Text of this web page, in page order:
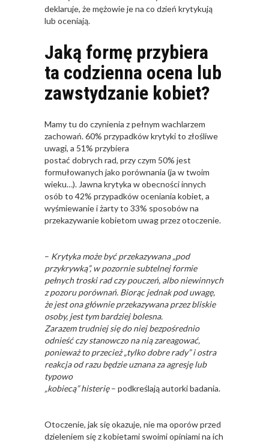
deklaruje, że mężowie je na co dzień krytykują
lub oceniają.
Jaką formę przybiera
ta codzienna ocena lub
zawstydzanie kobiet?
Mamy tu do czynienia z pełnym wachlarzem
zachowań. 60% przypadków krytyki to złośliwe
uwagi, a 51% przybiera
postać dobrych rad, przy czym 50% jest
formułowanych jako porównania (ja w twoim
wieku…). Jawna krytyka w obecności innych
osób to 42% przypadków oceniania kobiet, a
wyśmiewanie i żarty to 33% sposobów na
przekazywanie kobietom uwag przez otoczenie.
– Krytyka może być przekazywana „pod
przykrywką”, w pozornie subtelnej formie
pełnychtroski rad czy pouczeń, albo niewinnych
z pozoru porównań. Biorąc jednak pod uwagę,
żejest ona głównie przekazywana przez bliskie
osoby, jest tym bardziej bolesna.
Zarazemtrudniej się do niej bezpośrednio
odnieść czy stanowczo na nią zareagować,
ponieważ toprzecież „tylko dobre rady” i ostra
reakcja od razu będzie uznana za agresję lub
typowo
„kobiecą” histerię– podkreślają autorki badania.
Otoczenie, jak się okazuje, nie ma oporów przed
dzieleniem się z kobietami swoimi opiniami na ich